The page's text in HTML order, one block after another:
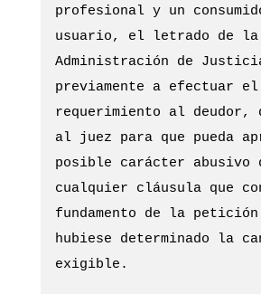
profesional y un
usuario, el letrado de la
Administración de
previamente a efectuar el
requerimiento al deudor,
al juez para que pueda
posible carácter abusivo
cualquier cláusula que
fundamento de la petición
hubiese determinado la
exigible.